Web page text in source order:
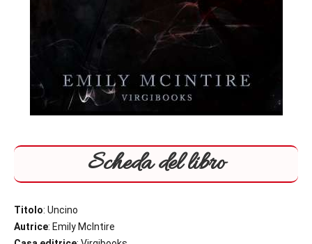
Scheda del libro
Titolo: Uncino
Autrice: Emily McIntire